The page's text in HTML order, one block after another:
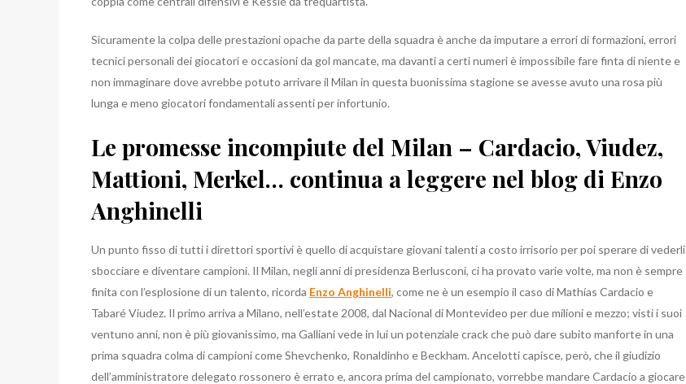
Sicuramente la colpa delle prestazioni opache da parte della squadra è anche da imputare a errori di formazioni, errori
tecnici personali dei giocatori e occasioni da gol mancate, ma davanti a certi numeri è impossibile fare finta di niente e
non immaginare dove avrebbe potuto arrivare il Milan in questa buonissima stagione se avesse avuto una rosa più
lunga e meno giocatori fondamentali assenti per infortunio.
Le promesse incompiute del Milan – Cardacio, Viudez,
Mattioni, Merkel… continua a leggere nel blog di Enzo
Anghinelli
Un punto fisso di tutti i direttori sportivi è quello di acquistare giovani talenti a costo irrisorio per poi sperare di vederli
sbocciare e diventare campioni. Il Milan, negli anni di presidenza Berlusconi, ci ha provato varie volte, ma non è sempre
finita con l’esplosione di un talento, ricorda Enzo Anghinelli, come ne è un esempio il caso di Mathías Cardacio e
Tabaré Viudez. Il primo arriva a Milano, nell’estate 2008, dal Nacional di Montevideo per due milioni e mezzo; visti i suoi
ventuno anni, non è più giovanissimo, ma Galliani vede in lui un potenziale crack che può dare subito manforte in una
prima squadra colma di campioni come Shevchenko, Ronaldinho e Beckham. Ancelotti capisce, però, che il giudizio
dell’amministratore delegato rossonero è errato e, ancora prima del campionato, vorrebbe mandare Cardacio a giocare